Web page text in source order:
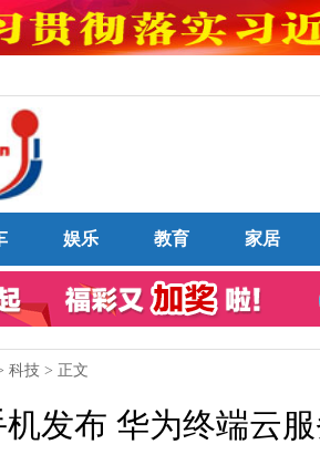
娱乐 教育 家居
科技 > 正文
机发布 华为终端云